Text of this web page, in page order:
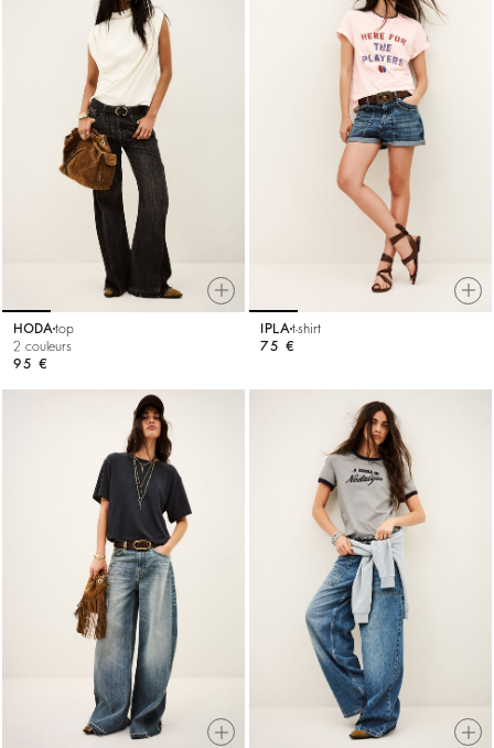
HODA top
2 couleurs
95 €
IPLA t-shirt
75 €